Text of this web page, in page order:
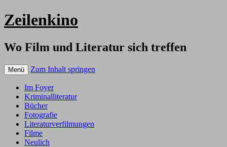
Zeilenkino
Wo Film und Literatur sich treffen
Menü Zum Inhalt springen
Im Foyer
Kriminalliteratur
Bücher
Fotografie
Literaturverfilmungen
Filme
Neulich